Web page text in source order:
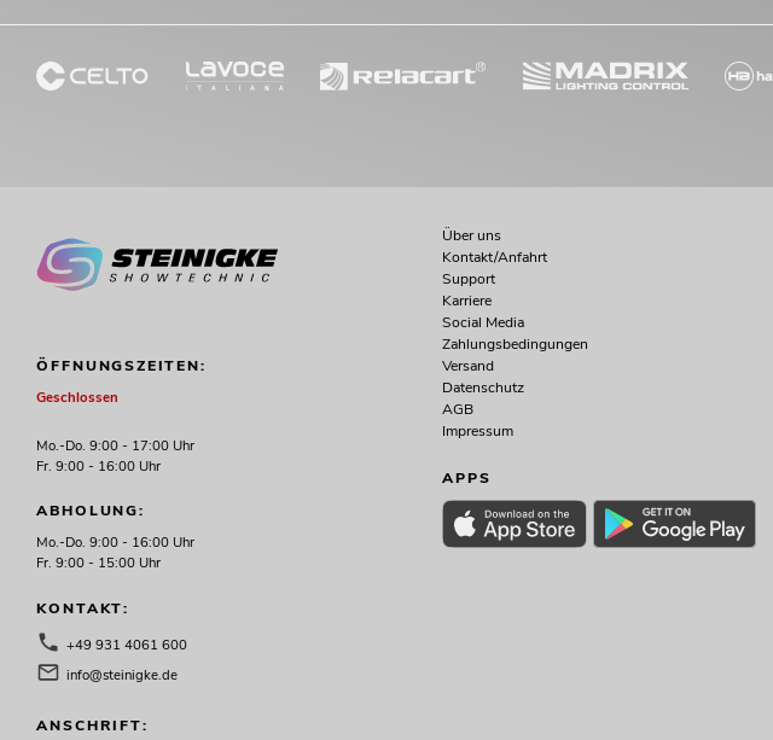
ÖFFNUNGSZEITEN:
Geschlossen
Mo.-Do. 9:00 - 17:00 Uhr
Fr. 9:00 - 16:00 Uhr
ABHOLUNG:
Mo.-Do. 9:00 - 16:00 Uhr
Fr. 9:00 - 15:00 Uhr
KONTAKT:
+49 931 4061 600
info@steinigke.de
ANSCHRIFT:
Über uns
Kontakt/Anfahrt
Support
Karriere
Social Media
Zahlungsbedingungen
Versand
Datenschutz
AGB
Impressum
APPS